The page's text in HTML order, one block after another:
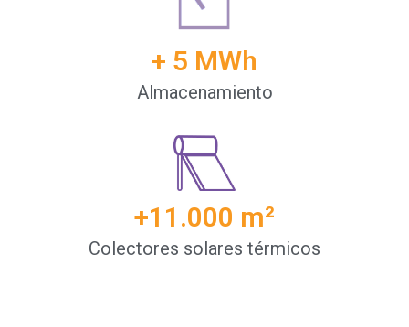
+ 5 MWh
Almacenamiento
+11.000 m²
Colectores solares térmicos